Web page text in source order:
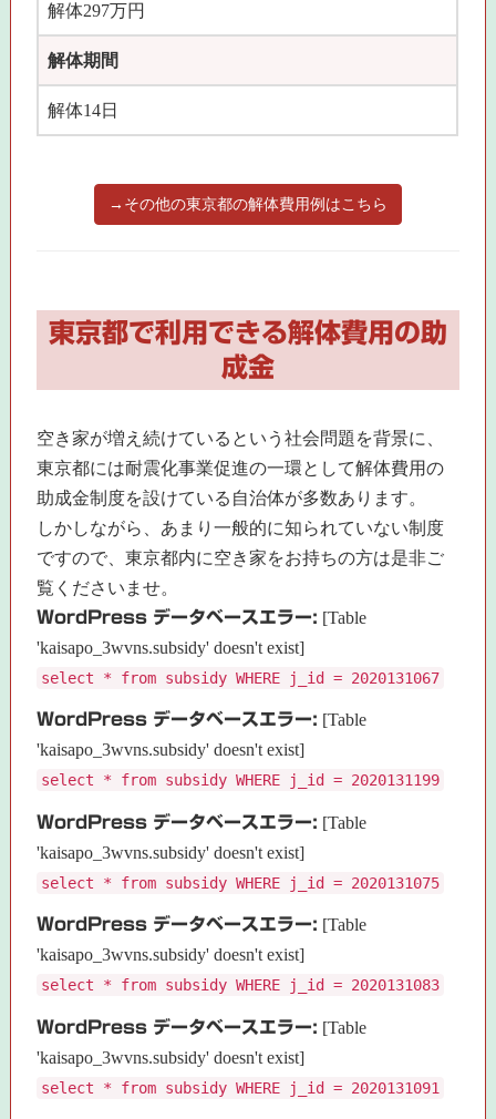
解体297万円
解体期間
解体14日
→その他の東京都の解体費用例はこちら
東京都で利用できる解体費用の助
成金
空き家が増え続けているという社会問題を背景に、
東京都には耐震化事業促進の一環として解体費用の
助成金制度を設けている自治体が多数あります。
しかしながら、あまり一般的に知られていない制度
ですので、東京都内に空き家をお持ちの方は是非ご
覧くださいませ。
WordPress データベースエラー: [Table
'kaisapo_3wvns.subsidy' doesn't exist]
select * from subsidy WHERE j_id = 2020131067
WordPress データベースエラー: [Table
'kaisapo_3wvns.subsidy' doesn't exist]
select * from subsidy WHERE j_id = 2020131199
WordPress データベースエラー: [Table
'kaisapo_3wvns.subsidy' doesn't exist]
select * from subsidy WHERE j_id = 2020131075
WordPress データベースエラー: [Table
'kaisapo_3wvns.subsidy' doesn't exist]
select * from subsidy WHERE j_id = 2020131083
WordPress データベースエラー: [Table
'kaisapo_3wvns.subsidy' doesn't exist]
select * from subsidy WHERE j_id = 2020131091